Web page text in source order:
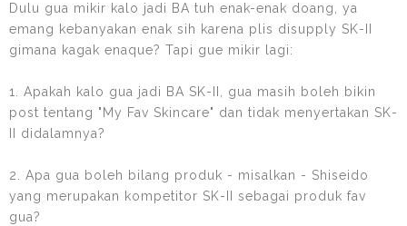
Dulu gua mikir kalo jadi BA tuh enak-enak doang, ya
emang kebanyakan enak sih karena plis disupply SK-II
gimana kagak enaque? Tapi gue mikir lagi:
1. Apakah kalo gua jadi BA SK-II, gua masih boleh bikin
post tentang "My Fav Skincare" dan tidak menyertakan SK-
II didalamnya?
2. Apa gua boleh bilang produk - misalkan - Shiseido
yang merupakan kompetitor SK-II sebagai produk fav
gua?